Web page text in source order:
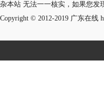
杂本站 无法一一核实，如果您发
Copyright © 2012-2019 广东在线